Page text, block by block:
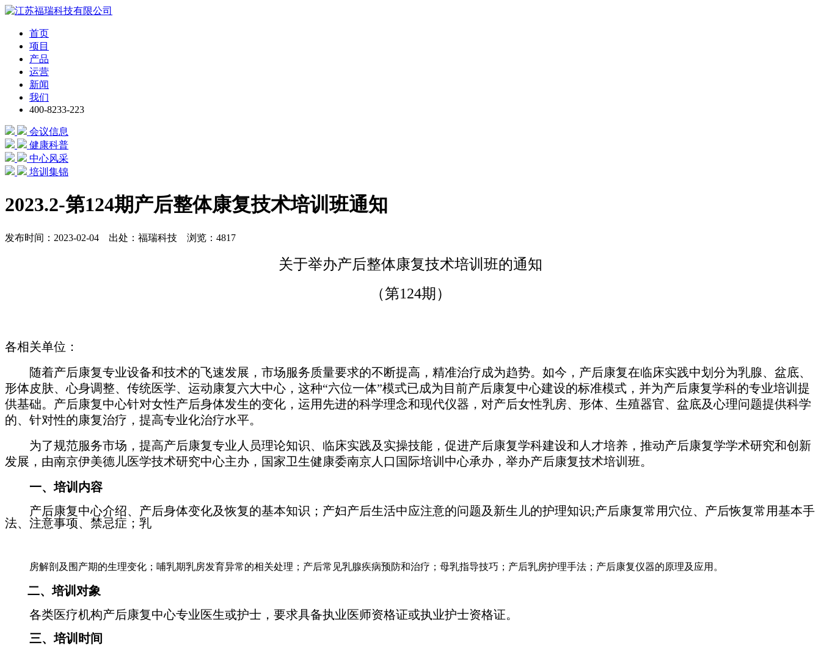
首页
项目
产品
运营
新闻
我们
400-8233-223
会议信息
健康科普
中心风采
培训集锦
2023.2-第124期产后整体康复技术培训班通知
发布时间：2023-02-04 出处：福瑞科技 浏览：4817
关于举办产后整体康复技术培训班的通知
（第124期）
各相关单位：
随着产后康复专业设备和技术的飞速发展，市场服务质量要求的不断提高，精准治疗成为趋势。如今，产后康复在临床实践中划分为乳腺、盆底、
形体皮肤、心身调整、传统医学、运动康复六大中心，这种“六位一体”模式已成为目前产后康复中心建设的标准模式，并为产后康复学科的专业培训提
供基础。产后康复中心针对女性产后身体发生的变化，运用先进的科学理念和现代仪器，对产后女性乳房、形体、生殖器官、盆底及心理问题提供科学
的、针对性的康复治疗，提高专业化治疗水平。
为了规范服务市场，提高产后康复专业人员理论知识、临床实践及实操技能，促进产后康复学科建设和人才培养，推动产后康复学学术研究和创新
发展，由南京伊美德儿医学技术研究中心主办，国家卫生健康委南京人口国际培训中心承办，举办产后康复技术培训班。
一、培训内容
产后康复中心介绍、产后身体变化及恢复的基本知识；产妇产后生活中应注意的问题及新生儿的护理知识;产后康复常用穴位、产后恢复常用基本手
法、注意事项、禁忌症；乳
房解剖及围产期的生理变化；哺乳期乳房发育异常的相关处理；产后常见乳腺疾病预防和治疗；母乳指导技巧；产后乳房护理手法；产后康复仪器的原理及应用。
二、培训对象
各类医疗机构产后康复中心专业医生或护士，要求具备执业医师资格证或执业护士资格证。
三、培训时间